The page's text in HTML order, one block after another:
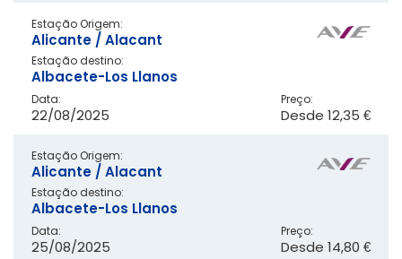
Estação Origem:
Alicante / Alacant
Estação destino:
Albacete-Los Llanos
Data:
22/08/2025
Preço:
Desde 12,35 €
Estação Origem:
Alicante / Alacant
Estação destino:
Albacete-Los Llanos
Data:
25/08/2025
Preço:
Desde 14,80 €